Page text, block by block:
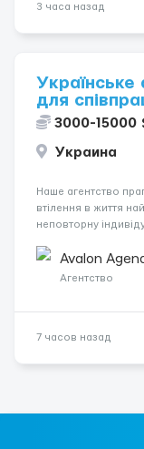
3 часа назад
для
3000-15000
Украина
Наше агентство
втілення в життя
неповторну
немає обмежень, ми
Avalon
Агентство
7 часов назад